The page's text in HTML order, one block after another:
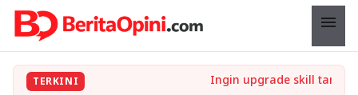
menu
TERKINI